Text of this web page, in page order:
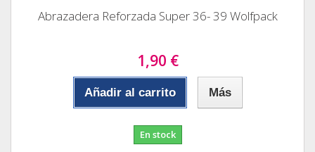
Abrazadera Reforzada Super 36- 39 Wolfpack
1,90 €
Añadir al carrito Más
En stock